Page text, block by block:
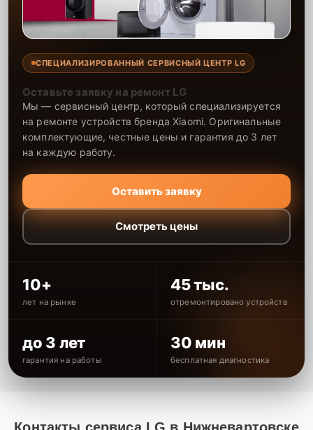
СПЕЦИАЛИЗИРОВАННЫЙ СЕРВИСНЫЙ ЦЕНТР LG
Оставьте заявку на ремонт LG
Мы — сервисный центр, который специализируется
на ремонте устройств бренда Xiaomi. Оригинальные
комплектующие, честные цены и гарантия до 3 лет
на каждую работу.
Оставить заявку
Смотреть цены
10+
лет на рынке
45 тыс.
отремонтировано устройств
до 3 лет
гарантия на работы
30 мин
бесплатная диагностика